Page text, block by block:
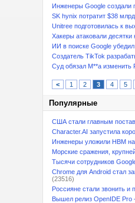
Инженеры Google создали
SK hynix потратит $38
Unitree подготовилась к
Хакеры атаковали десятки
ИИ в поиске Google убедил
Создатель TikTok
Суд обязал M**a изменить
< 1 2 3 4 5
Популярные
США стали главным
Character.AI запустила
Инженеры уложили HBM на
Морские сражения,
Тысячи сотрудников
Chrome для Android стал
(23516)
Россияне стали звонить и
Вышел релиз OpenIDE Pro